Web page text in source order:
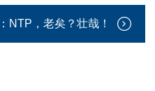
NTP，老矣？壮哉！